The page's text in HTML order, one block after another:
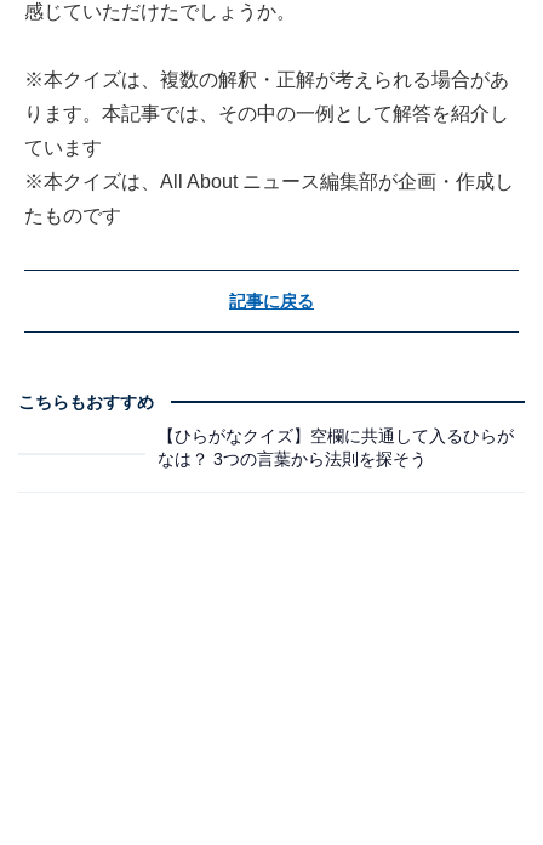
感じていただけたでしょうか。
※本クイズは、複数の解釈・正解が考えられる場合があ
ります。本記事では、その中の一例として解答を紹介し
ています
※本クイズは、All About ニュース編集部が企画・作成し
たものです
記事に戻る
こちらもおすすめ
【ひらがなクイズ】空欄に共通して入るひらが
なは？ 3つの言葉から法則を探そう